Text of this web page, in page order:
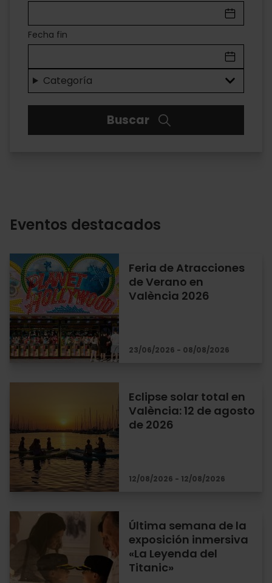
VALÈNCIA
Fecha fin
Categoría
Buscar
Eventos destacados
Feria de Atracciones
de Verano en
València 2026
23/06/2026 - 08/08/2026
Eclipse solar total en
València: 12 de agosto
de 2026
12/08/2026 - 12/08/2026
Última semana de la
exposición inmersiva
«La Leyenda del
Titanic»